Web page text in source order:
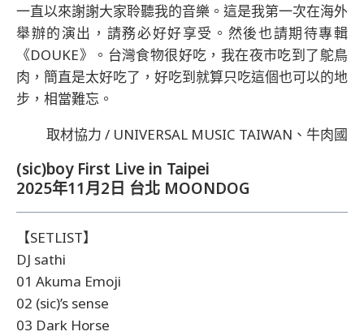
一直以來謝謝大家聆聽我的音樂。這是我第一次在海外
舉辦的演出，請務必好好享受。然後也請期待專輯
《DOUKE》。台灣食物很好吃，我在夜市吃到了鴕鳥
肉，簡直是太好吃了，好吃到就算只吃這個也可以的地
步，相當難忘。
取材協力 / UNIVERSAL MUSIC TAIWAN、牛肉國
(sic)boy First Live in Taipei
2025年11月2日 台北 MOONDOG
【SETLIST】
DJ sathi
01 Akuma Emoji
02 (sic)’s sense
03 Dark Horse